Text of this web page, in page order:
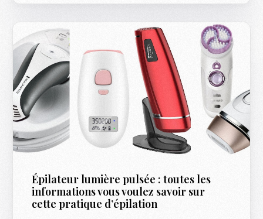
Épilateur lumière pulsée : toutes les
informations vous voulez savoir sur
cette pratique d’épilation